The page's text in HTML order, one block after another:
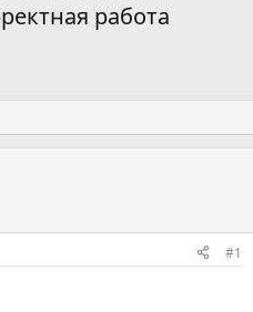
работа
#1